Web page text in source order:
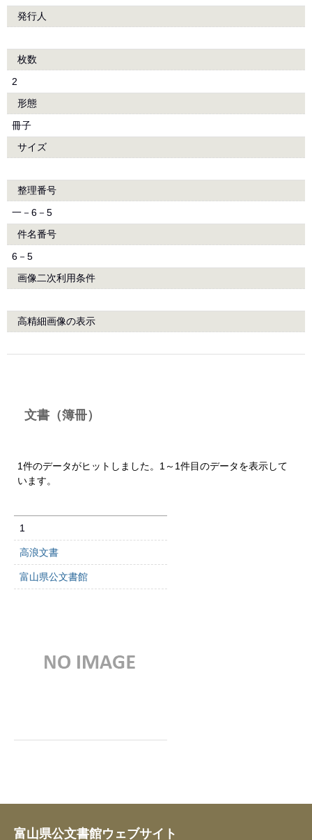
発行人
枚数
2
形態
冊子
サイズ
整理番号
一－6－5
件名番号
6－5
画像二次利用条件
高精細画像の表示
文書（簿冊）
1件のデータがヒットしました。1～1件目のデータを表示して
います。
1
高浪文書
富山県公文書館
富山県公文書館ウェブサイト